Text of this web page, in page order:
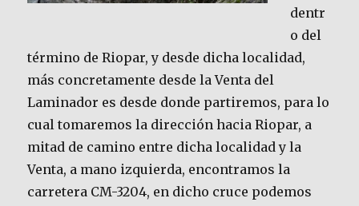
dentr
o del
término de Riopar, y desde dicha localidad,
más concretamente desde la Venta del
Laminador es desde donde partiremos, para lo
cual tomaremos la dirección hacia Riopar, a
mitad de camino entre dicha localidad y la
Venta, a mano izquierda, encontramos la
carretera CM-3204, en dicho cruce podemos